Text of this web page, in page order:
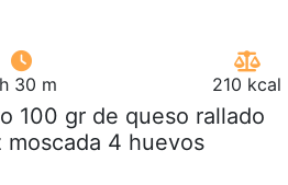
30 m 210 kcal
100 gr de queso rallado
4 huevos